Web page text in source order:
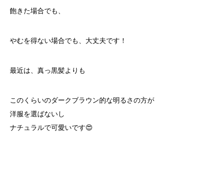
飽きた場合でも、
やむを得ない場合でも、大丈夫です！
最近は、真っ黒髪よりも
このくらいのダークブラウン的な明るさの方が
洋服を選ばないし
ナチュラルで可愛いです😍